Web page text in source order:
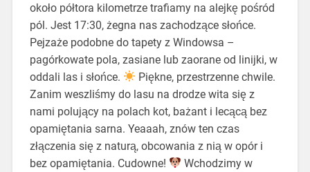
około półtora kilometrze trafiamy na alejkę pośród
pól. Jest 17:30, żegna nas zachodzące słońce.
Pejzaże podobne do tapety z Windowsa –
pagórkowate pola, zasiane lub zaorane od linijki, w
oddali las i słońce.
Piękne, przestrzenne chwile.
Zanim weszliśmy do lasu na drodze wita się z
nami polujący na polach kot, bażant i lecącą bez
opamiętania sarna. Yeaaah, znów ten czas
złączenia się z naturą, obcowania z nią w opór i
bez opamiętania. Cudowne!
Wchodzimy w